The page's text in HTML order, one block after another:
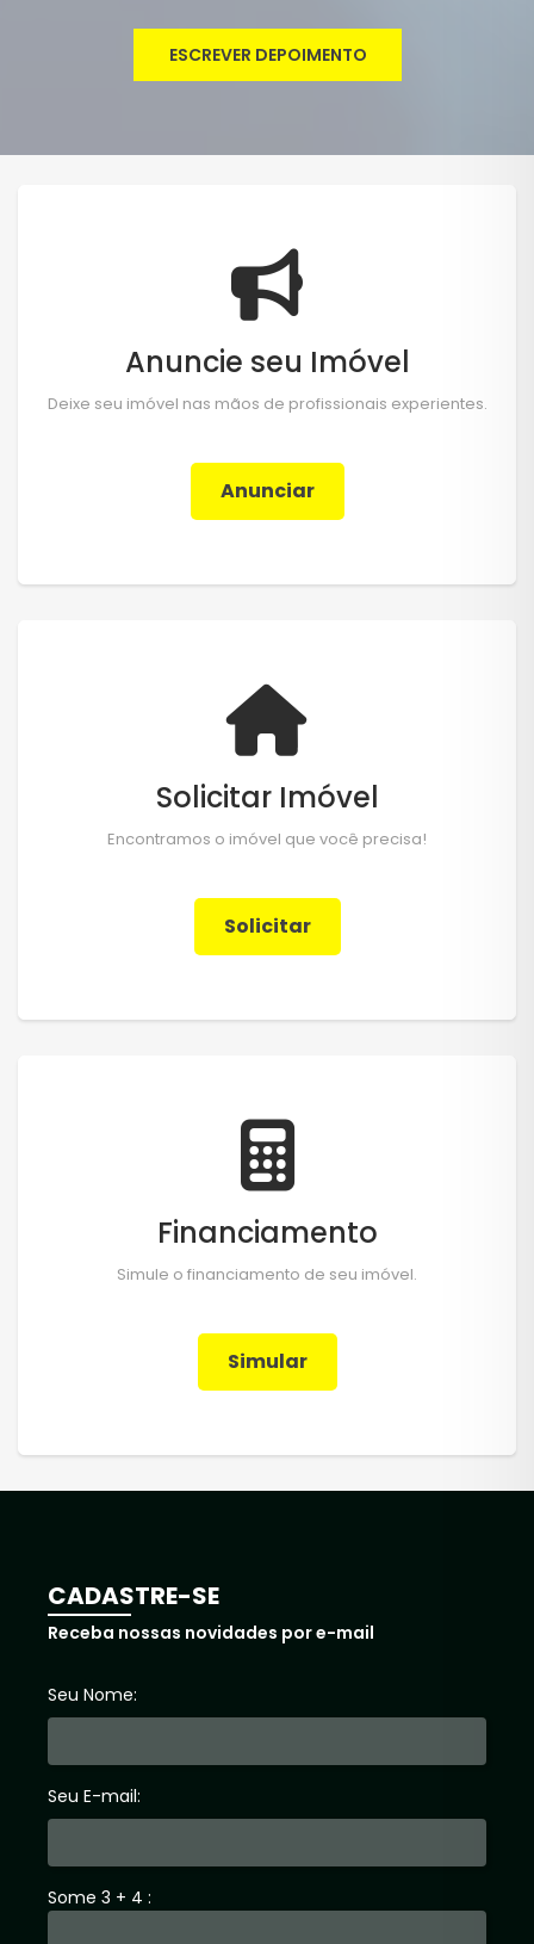
ESCREVER DEPOIMENTO
Anuncie seu Imóvel
Deixe seu imóvel nas mãos de profissionais experientes.
Anunciar
Solicitar Imóvel
Encontramos o imóvel que você precisa!
Solicitar
Financiamento
Simule o financiamento de seu imóvel.
Simular
CADASTRE-SE
Receba nossas novidades por e-mail
Seu Nome:
Seu E-mail:
Some 3 + 4 :